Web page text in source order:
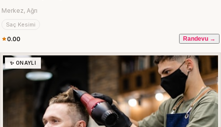
Merkez, Ağrı
Saç Kesimi
0.00 Randevu →
✨ ONAYLI